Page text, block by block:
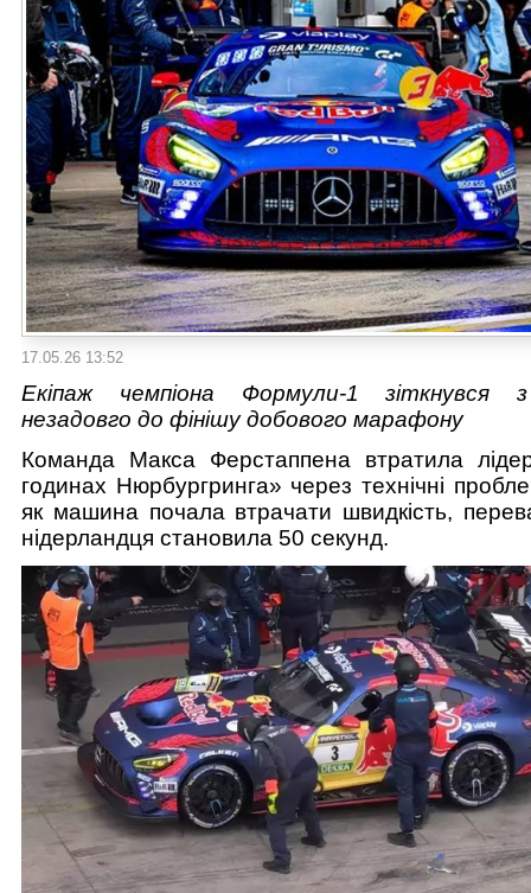
17.05.26 13:52
Екіпаж чемпіона Формули-1 зіткнувся
незадовго до фінішу добового марафону
Команда Макса Ферстаппена втратила
годинах Нюрбургринга» через технічні
як машина почала втрачати швидкість,
нідерландця становила 50 секунд.